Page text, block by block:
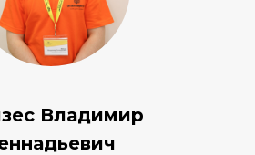
Владимир